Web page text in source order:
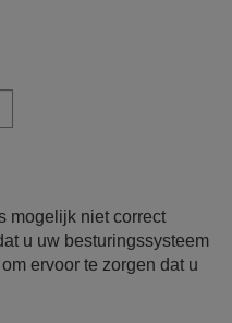
mogelijk niet correct
u uw besturingssysteem
ervoor te zorgen dat u